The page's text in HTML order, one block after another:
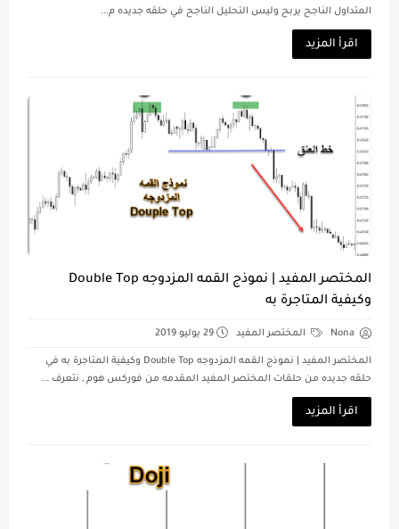
المتداول الناجح يربح وليس التحليل الناجح في حلقه جديده م...
اقرأ المزيد
المختصر المفيد | نموذج القمه المزدوجه Double Top
وكيفية المتاجرة به
Nona المختصر المفيد 29 يوليو 2019
المختصر المفيد | نموذج القمه المزدوجه Double Top وكيفية المتاجرة به في
حلقه جديده من حلقات المختصر المفيد المقدمه من فوركس هوم , نتعرف ...
اقرأ المزيد